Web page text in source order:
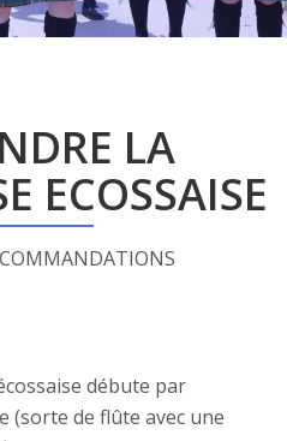
LA
ECOSSAISE
débute par
(sorte de flûte avec une